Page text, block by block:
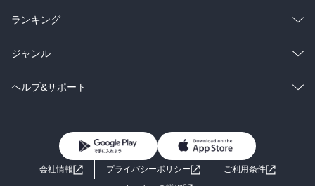
雑誌・グラビア
BL・TL
ラノベ
雑誌・グラビア
BL・TL
総合
ラノベ
雑誌・グラビア
ランキング
総合
ラノベ
ジャンル
コミック
ライトノベル 男子向けラノベ
小説
ヘルプ&サポート
よくあるご質問 お問い合わせ
会社情報 プライバシーポリシー
ご利用条件